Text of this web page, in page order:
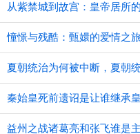
从紫禁城到故宫：皇帝居所
憧憬与残酷：甄嬛的爱情之旅
夏朝统治为何被中断，夏朝
秦始皇死前遗诏是让谁继承
益州之战诸葛亮和张飞谁是